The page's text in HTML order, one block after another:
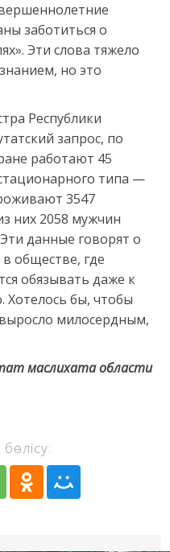
заботиться о
Эти слова тяжело
но это
Республики
запрос, по
работают 45
типа —
3547
них 2058 мужчин
данные говорят о
обществе, где
обязывать даже к
бы, чтобы
милосердным,
маслихата области